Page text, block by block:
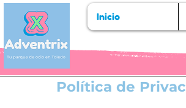
Inicio
Política de